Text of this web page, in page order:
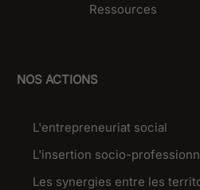
Ressources
NOS ACTIONS
L'entrepreneuriat social
L'insertion socio-
Les synergies entre les